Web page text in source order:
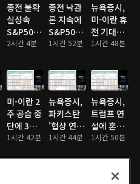
종전 불확
실성속
S&P500·
나스닥 이
고치 경신
2시간 4분
종전 낙관
론 지속에
S&P500·
나스닥 사
1시간 52분
뉴욕증시,
미-이란 휴
전 기대감
에 강세 마
라
3.34%↑
1시간 48분
미-이란 2
주 공습 중
단에 3대
지수 일제
우
1시간 42분
뉴욕증시,
파키스탄
'협상 연
장' 요청에
감…나스
1시간 44분
뉴욕증시,
트럼프 연
설에 혼조
마감…테
5.4%↓
1시간 50분